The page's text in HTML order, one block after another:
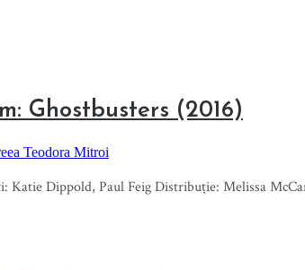
Ghostbusters (2016)
Teodora Mitroi
Katie Dippold, Paul Feig Distribuție: Melissa